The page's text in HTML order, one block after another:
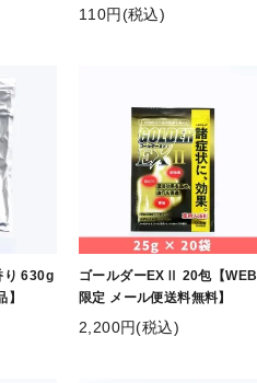
110円(税込)
り 630g
ゴールダーEXⅡ 20包【WEB
限定 メール便送料無料】
2,200円(税込)